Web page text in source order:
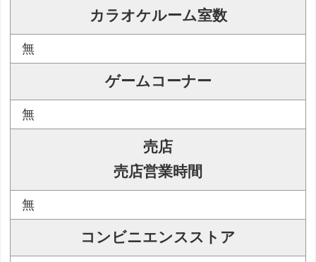
カラオケルーム室数
無
ゲームコーナー
無
売店
売店営業時間
無
コンビニエンスストア